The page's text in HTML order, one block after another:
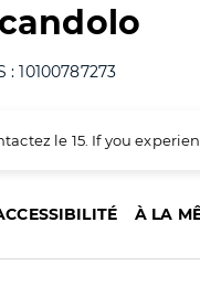
: 10100787273
le 15. If you
À LA